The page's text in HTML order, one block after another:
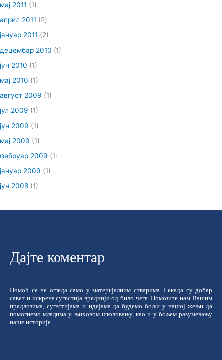
мај 2011 (1)
април 2011 (2)
јануар 2011 (2)
децембар 2010 (1)
јун 2010 (1)
мај 2010 (1)
август 2009 (1)
јул 2009 (1)
јун 2009 (1)
мај 2009 (1)
фебруар 2009 (1)
јануар 2009 (1)
јун 2008 (1)
Дајте коментар
Помоћ се не огледа само у материјалним стварима. Некада су добар
савет и искрена сугестија вреднији од било чега. Помозите нам Вашим
предлозима, сугестијама и идејама да будемо бољи у нашој жељи да
помогнемо младима у њиховом школовању, као и у бољем разумевању
наше историје.